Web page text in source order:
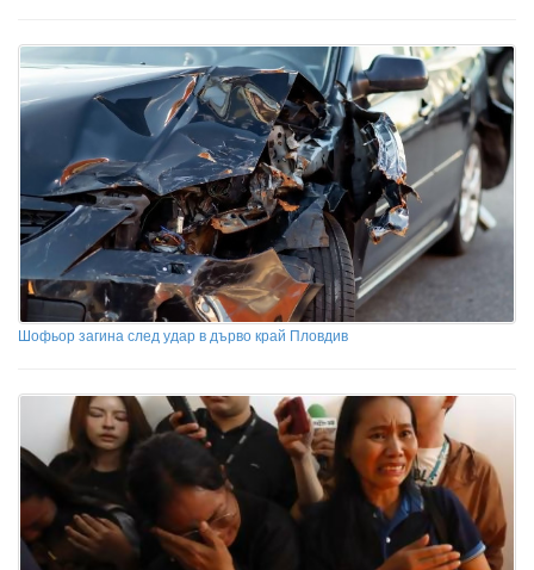
Шофьор загина след удар в дърво край Пловдив